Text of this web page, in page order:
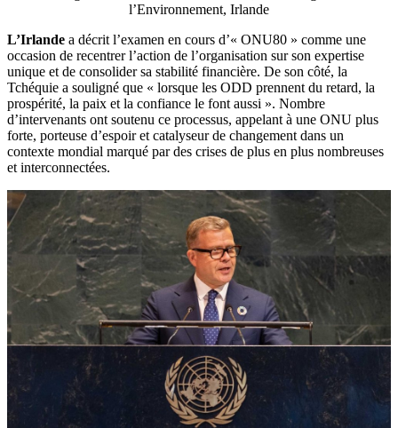
l’Environnement, Irlande
L’Irlande a décrit l’examen en cours d’« ONU80 » comme une
occasion de recentrer l’action de l’organisation sur son expertise
unique et de consolider sa stabilité financière. De son côté, la
Tchéquie a souligné que « lorsque les ODD prennent du retard, la
prospérité, la paix et la confiance le font aussi ». Nombre
d’intervenants ont soutenu ce processus, appelant à une ONU plus
forte, porteuse d’espoir et catalyseur de changement dans un
contexte mondial marqué par des crises de plus en plus nombreuses
et interconnectées.